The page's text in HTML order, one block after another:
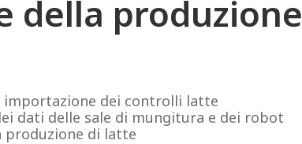
della produzione
importazione dei controlli latte
dati delle sale di mungitura e dei robot
produzione di latte